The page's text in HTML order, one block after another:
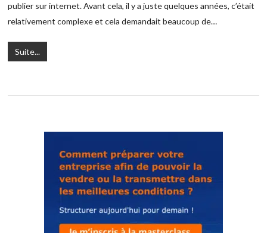
publier sur internet. Avant cela, il y a juste quelques années, c’était
relativement complexe et cela demandait beaucoup de…
Suite...